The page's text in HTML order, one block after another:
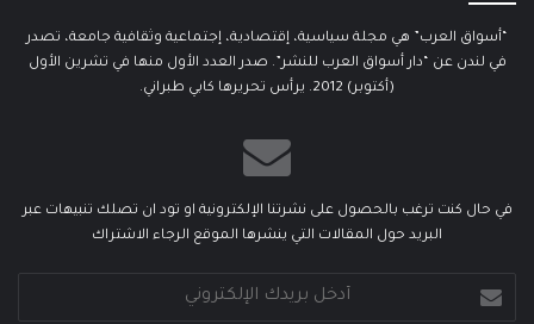
“أسواق العرب” هي مجلة سياسية، إقتصادية، إجتماعية وثقافية جامعة، تصدر
في لندن عن “دار أسواق العرب للنشر”. صدر العدد الأول منها في تشرين الأول
(أكتوبر) 2012. يرأس تحريرها كابي طبراني.
في حال كنت ترغب بالحصول على نشرتنا الإلكترونية او تود ان تصلك تنبيهات عبر
البريد حول المقالات التي ينشرها الموقع الرجاء الاشتراك
بريدك